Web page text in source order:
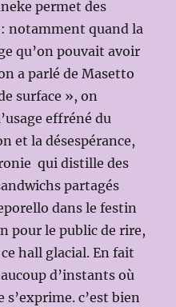
permet des
notamment quand la
qu’on pouvait avoir
a parlé de Masetto
surface », on
effréné du
et la désespérance,
qui distille des
partagés
dans le festin
pour le public de rire,
hall glacial. En fait
d’instants où
c’est bien